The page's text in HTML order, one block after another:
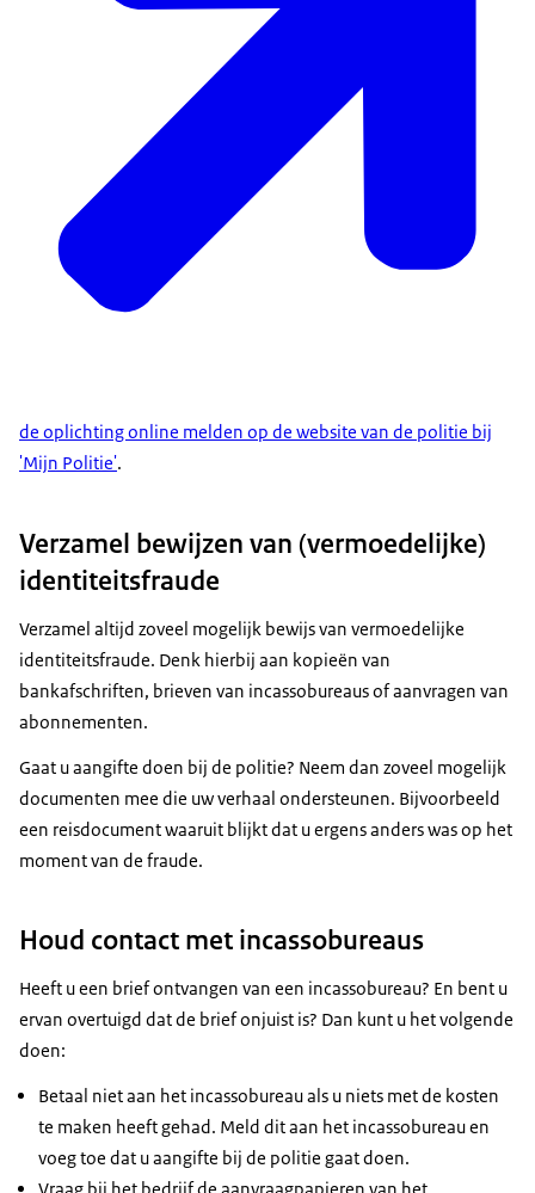
de oplichting online melden op de website van de politie bij
'Mijn Politie'.
Verzamel bewijzen van (vermoedelijke)
identiteitsfraude
Verzamel altijd zoveel mogelijk bewijs van vermoedelijke
identiteitsfraude. Denk hierbij aan kopieën van
bankafschriften, brieven van incassobureaus of aanvragen van
abonnementen.
Gaat u aangifte doen bij de politie? Neem dan zoveel mogelijk
documenten mee die uw verhaal ondersteunen. Bijvoorbeeld
een reisdocument waaruit blijkt dat u ergens anders was op het
moment van de fraude.
Houd contact met incassobureaus
Heeft u een brief ontvangen van een incassobureau? En bent u
ervan overtuigd dat de brief onjuist is? Dan kunt u het volgende
doen:
Betaal niet aan het incassobureau als u niets met de kosten
te maken heeft gehad. Meld dit aan het incassobureau en
voeg toe dat u aangifte bij de politie gaat doen.